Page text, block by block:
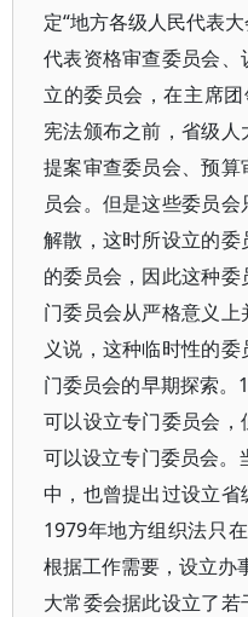
定“地方各级人民代表
代表资格审查委员会
立的委员会，在主席
宪法颁布之前，省级
提案审查委员会、预
员会。但是这些委员
解散，这时所设立的
的委员会，因此这种
门委员会从严格意义
义说，这种临时性的
门委员会的早期探索。
可以设立专门委员会
可以设立专门委员会。
中，也曾提出过设立
1979年地方组织法只
根据工作需要，设立办
大常委会据此设立了